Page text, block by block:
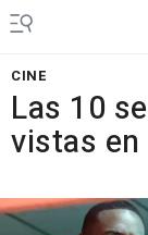
CINE
Las 10
vistas